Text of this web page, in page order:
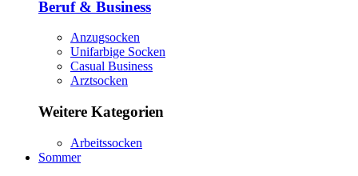
Beruf & Business
Anzugsocken
Unifarbige Socken
Casual Business
Arztsocken
Weitere Kategorien
Arbeitssocken
Sommer